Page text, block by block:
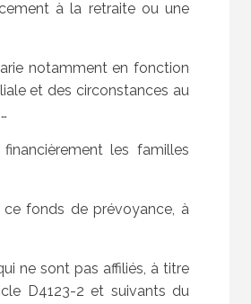
à la retraite ou une
notamment en fonction
et des circonstances au
les familles
ce fonds de prévoyance, à
ne sont pas affiliés, à titre
D4123-2 et suivants du